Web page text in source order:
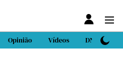
Opinião Vídeos DN Sport